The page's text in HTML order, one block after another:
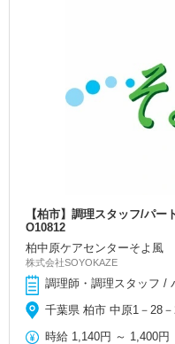
【柏市】調理スタッフ/パ
O10812
柏中原ケアセンターそよ風
株式会社SOYOKAZE
調理師・調理スタッフ /
千葉県 柏市 中原1－28
時給 1,140円 ～ 1,400円